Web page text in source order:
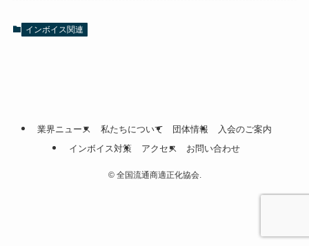
インボイス関連
業界ニュース 私たちについて 団体情報
入会のご案内
インボイス対策
アクセス お問い合わせ
©全国流通商適正化協会.